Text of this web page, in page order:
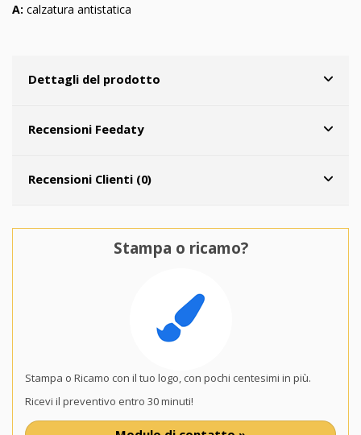
A: calzatura antistatica
Dettagli del prodotto
Recensioni Feedaty
Recensioni Clienti (0)
Stampa o ricamo?
Stampa o Ricamo con il tuo logo, con pochi centesimi in più.
Ricevi il preventivo entro 30 minuti!